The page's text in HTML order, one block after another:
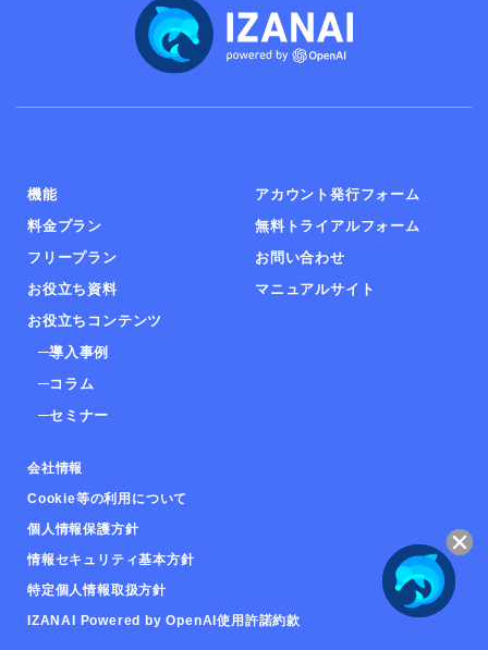
機能
料金プラン
フリープラン
お役立ち資料
お役立ちコンテンツ
導入事例
コラム
セミナー
アカウント発行フォーム
無料トライアルフォーム
お問い合わせ
マニュアルサイト
会社情報
Cookie等の利用について
個人情報保護方針
情報セキュリティ基本方針
特定個人情報取扱方針
IZANAI Powered by OpenAI使用許諾約款